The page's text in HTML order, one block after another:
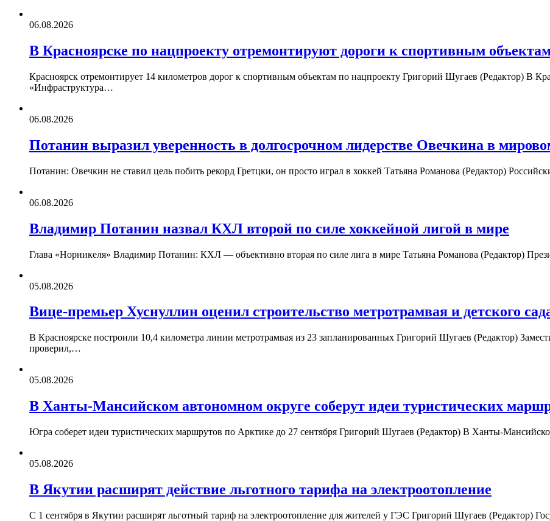
06.08.2026
В Красноярске по нацпроекту отремонтируют дороги к спортивным
Красноярск отремонтирует 14 километров дорог к спортивным объектам по нацпроекту Григорий Шугаев (Редактор) В
«Инфраструктура…
06.08.2026
Потанин выразил уверенность в долгосрочном лидерстве Овечкина в
Потанин: Овечкин не ставил цель побить рекорд Гретцки, он просто играл в хоккей Татьяна Романова (Редактор)
06.08.2026
Владимир Потанин назвал КХЛ второй по силе хоккейной лигой в мире
Глава «Норникеля» Владимир Потанин: КХЛ — объективно вторая по силе лига в мире Татьяна Романова (Редактор)
05.08.2026
Вице-премьер Хуснуллин оценил строительство метротрамвая и детского
В Красноярске построили 10,4 километра линии метротрамвая из 23 запланированных Григорий Шугаев (Редактор)
проверил,…
05.08.2026
В Ханты-Мансийском автономном округе соберут идеи туристических
Югра соберет идеи туристических маршрутов по Арктике до 27 сентября Григорий Шугаев (Редактор) В Ханты-
05.08.2026
В Якутии расширят действие льготного тарифа на электроотопление
С 1 сентября в Якутии расширят льготный тариф на электроотопление для жителей у ГЭС Григорий Шугаев (Редактор)